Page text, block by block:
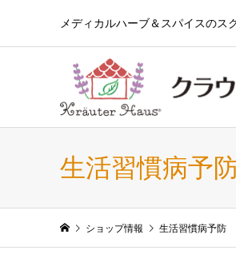
メディカルハーブ＆スパイスのス
生活習慣病予
ショップ情報 生活習慣病予防